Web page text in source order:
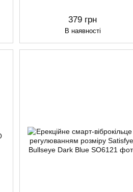
379 грн
В наявності